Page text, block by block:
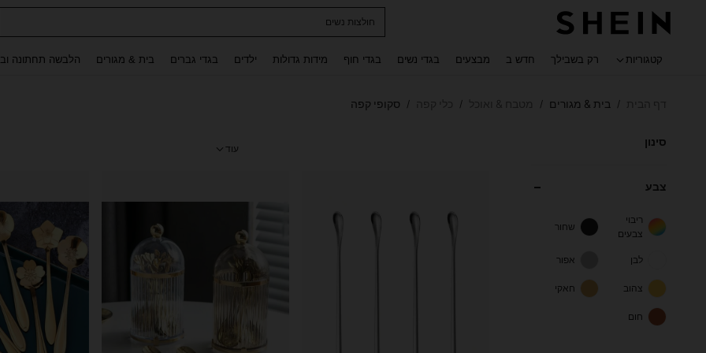
חולצות נשים
קטגוריות רק בשבילך חדש ב מבצעים בגדי נשים בגדי חוף מידות גדולות ילדים בגדי גברים בית & מגורים הלבשה תחתונה
/ בית & מגורים /
/
/ סקופי קפה
סינון
צבע
ריבוי
צבעים
שחור
לבן אפור
צהוב חאקי
חום
עוד